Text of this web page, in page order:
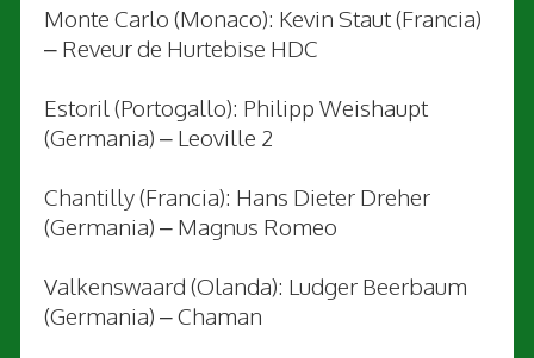
Monte Carlo (Monaco): Kevin Staut (Francia)
– Reveur de Hurtebise HDC
Estoril (Portogallo): Philipp Weishaupt
(Germania) – Leoville 2
Chantilly (Francia): Hans Dieter Dreher
(Germania) – Magnus Romeo
Valkenswaard (Olanda): Ludger Beerbaum
(Germania) – Chaman